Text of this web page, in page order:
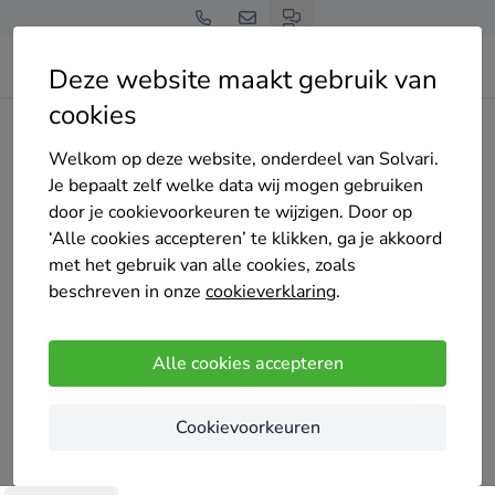
Deze website maakt gebruik van
cookies
Welkom op deze website, onderdeel van Solvari.
Je bepaalt zelf welke data wij mogen gebruiken
door je cookievoorkeuren te wijzigen. Door op
‘Alle cookies accepteren’ te klikken, ga je akkoord
met het gebruik van alle cookies, zoals
beschreven in onze cookieverklaring.
Alle cookies accepteren
Cookievoorkeuren
Home Bedrijven overzicht
Magie Bouwe
with finishing of apartments and houses, renovation